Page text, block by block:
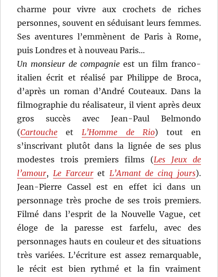
charme pour vivre aux crochets de riches
personnes, souvent en séduisant leurs femmes.
Ses aventures l’emmènent de Paris à Rome,
puis Londres et à nouveau Paris…
Un monsieur de compagnie est un film franco-
italien écrit et réalisé par Philippe de Broca,
d’après un roman d’André Couteaux. Dans la
filmographie du réalisateur, il vient après deux
gros succès avec Jean-Paul Belmondo
(Cartouche etL’Homme de Rio) tout en
s’inscrivant plutôt dans la lignée de ses plus
modestes trois premiers films (Les Jeux de
l’amour, Le Farceuret L’Amant de cinq jours).
Jean-Pierre Cassel est en effet ici dans un
personnage très proche de ses trois premiers.
Filmé dans l’esprit de la Nouvelle Vague, cet
éloge de la paresse est farfelu, avec des
personnages hauts en couleur et des situations
très variées. L’écriture est assez remarquable,
le récit est bien rythmé et la fin vraiment